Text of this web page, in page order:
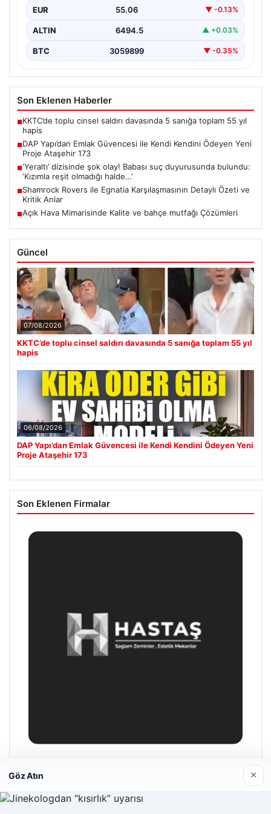
EUR 55.06 ▼ -0.13%
ALTIN 6494.5 ▲ +0.03%
BTC 3059899 ▼ -0.35%
Son Eklenen Haberler
■KKTC’de toplu cinsel saldırı davasında 5 sanığa toplam 55 yıl
hapis
■DAP Yapı’dan Emlak Güvencesi ile Kendi Kendini Ödeyen Yeni
Proje Ataşehir 173
■‘Yeraltı’ dizisinde şok olay! Babası suç duyurusunda bulundu:
‘Kızımla reşit olmadığı halde…’
■Shamrock Rovers ile Egnatia Karşılaşmasının Detaylı Özeti ve
Kritik Anlar
■Açık Hava Mimarisinde Kalite ve bahçe mutfağı Çözümleri
Güncel
07/08/2026
KKTC’de toplu cinsel saldırı davasında 5 sanığa toplam 55 yıl
hapis
06/08/2026
DAP Yapı’dan Emlak Güvencesi ile Kendi Kendini Ödeyen Yeni
Proje Ataşehir 173
Son Eklenen Firmalar
Hastaş Beton
Göz Atın ×